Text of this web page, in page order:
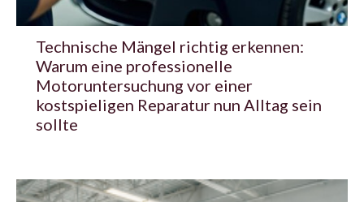
Technische Mängel richtig erkennen:
Warum eine professionelle
Motoruntersuchung vor einer
kostspieligen Reparatur nun Alltag sein
sollte